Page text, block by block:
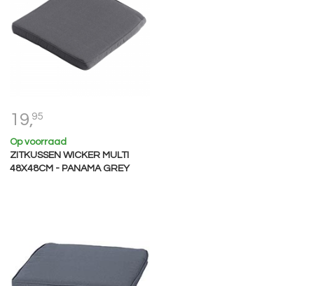
19,95
Op voorraad
ZITKUSSEN WICKER MULTI
48X48CM - PANAMA GREY